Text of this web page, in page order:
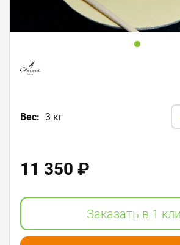
Вес: 3 кг
11 350 ₽
Заказать в 1